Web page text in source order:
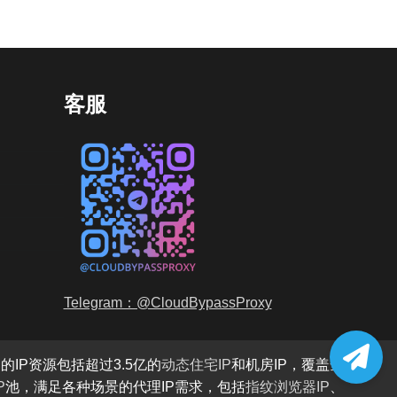
客服
Telegram：@CloudBypassProxy
IP资源包括超过3.5亿的动态住宅IP和机房IP，覆盖全
池，满足各种场景的代理IP需求，包括指纹浏览器IP